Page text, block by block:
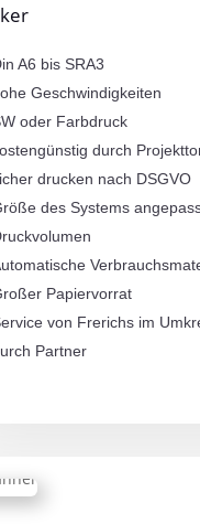
A6 bis SRA3
Geschwindigkeiten
oder Farbdruck
durch
drucken nach DSGVO
des Systems
Papiervorrat
von Frerichs im
Partner